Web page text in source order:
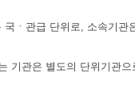
ㆍ관급 단위로, 소속기
기관은 별도의 단위기관